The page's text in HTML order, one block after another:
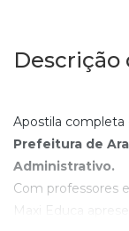
Apostila completa
Prefeitura de
Administrativo.
Com professores
Maxi Educa